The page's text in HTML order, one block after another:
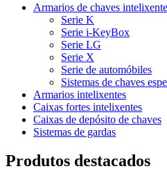
Armarios de chaves
Serie K
Serie i-KeyBox
Serie LG
Serie X
Serie de automóbiles
Sistemas de chaves
Armarios intelixentes
Caixas fortes intelixentes
Caixas de depósito de chaves
Sistemas de gardas
Produtos destacados